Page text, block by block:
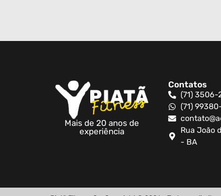
Mais de 20 anos de
experiência
Contatos
(71) 3506-
(71)
Rua João
- BA